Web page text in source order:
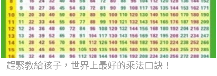
趕緊教給孩子，世界上最好的乘法口訣！